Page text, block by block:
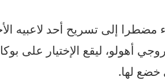
مضطرا إلى تسريح أحد لاعبيه
أهولو، ليقع الإختيار على
خضع لها.